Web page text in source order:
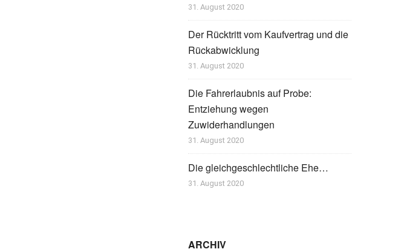
31. August 2020
Der Rücktritt vom Kaufvertrag und die
Rückabwicklung
31. August 2020
Die Fahrerlaubnis auf Probe:
Entziehung wegen
Zuwiderhandlungen
31. August 2020
Die gleichgeschlechtliche Ehe…
31. August 2020
ARCHIV